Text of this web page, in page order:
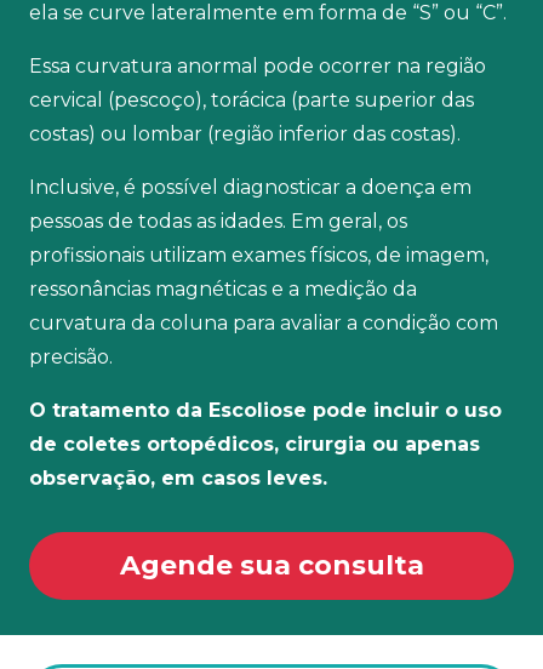
ela se curve lateralmente em forma de “S” ou “C”.
Essa curvatura anormal pode ocorrer na região
cervical (pescoço), torácica (parte superior das
costas) ou lombar (região inferior das costas).
Inclusive, é possível diagnosticar a doença em
pessoas de todas as idades. Em geral, os
profissionais utilizam exames físicos, de imagem,
ressonâncias magnéticas e a medição da
curvatura da coluna para avaliar a condição com
precisão.
O tratamento da Escoliose pode incluir o uso
de coletes ortopédicos, cirurgia ou apenas
observação, em casos leves.
Agende sua consulta